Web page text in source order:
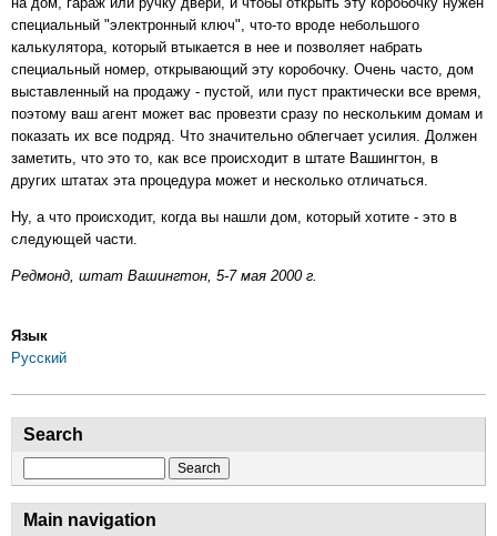
специальный "электронный ключ", что-то вроде небольшого
калькулятора, который втыкается в нее и позволяет набрать
специальный номер, открывающий эту коробочку. Очень часто, дом
выставленный на продажу - пустой, или пуст практически все время,
поэтому ваш агент может вас провезти сразу по нескольким домам и
показать их все подряд. Что значительно облегчает усилия. Должен
заметить, что это то, как все происходит в штате Вашингтон, в
других штатах эта процедура может и несколько отличаться.
Ну, а что происходит, когда вы нашли дом, который хотите - это в
следующей части.
Редмонд, штат Вашингтон, 5-7 мая 2000 г.
Язык
Русский
Search
Main navigation